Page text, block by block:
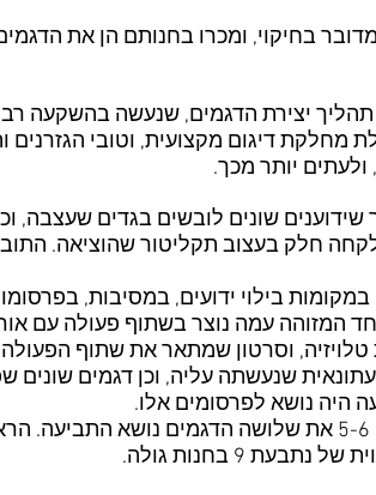
בחיקוי, ומכרו בחנותם הן את
יצירת הדגמים, שנעשה בהשקעה רבה
מחלקת דיגום מקצועית, וטובי
שידוענים שונים לובשים בגדים שעצבה,
חלק בעצוב תקליטור שהוציאה.
בילוי ידועים, במסיבות,
המזוהה עמה נוצר בשתוף פעולה עם
טלויזיה, וסרטון שמתאר את שתוף
שנעשתה עליה, וכן דגמים שונים
היה נושא לפרסומים אלו.
התובעת הראתה כי מכרה לנתבעים 5-6 את שלושה
9 בחנות גולה.